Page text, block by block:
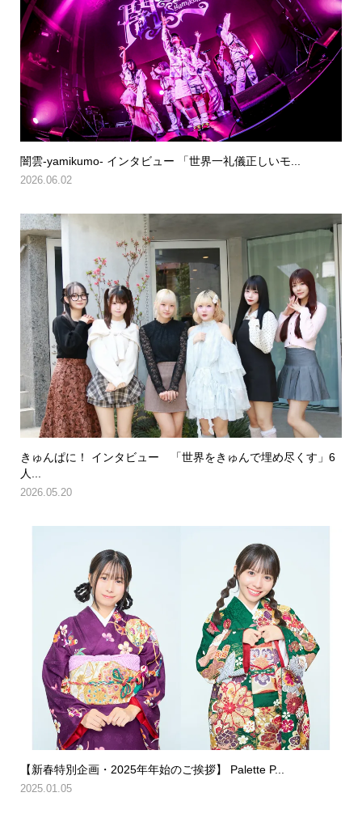
闇雲-yamikumo- インタビュー 「世界一礼儀正しいモ...
2026.06.02
きゅんぱに！ インタビュー 「世界をきゅんで埋め尽くす」6
人...
2026.05.20
【新春特別企画・2025年年始のご挨拶】 Palette P...
2025.01.05